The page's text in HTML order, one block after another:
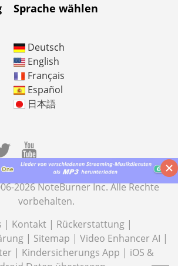
Sprache wählen
Deutsch
English
Français
Español
日本語
2026 NoteBurner Inc. Alle Rechte
vorbehalten.
| Kontakt | Rückerstattung |
| Sitemap | Video Enhancer AI |
| Kindersicherungs App | iOS &